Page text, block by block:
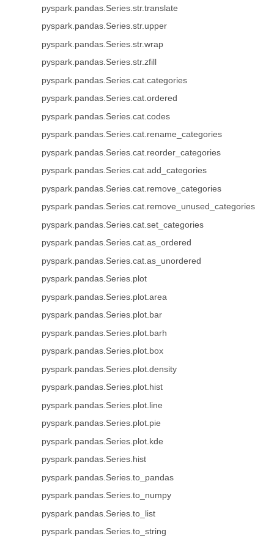
pyspark.pandas.Series.str.translate
pyspark.pandas.Series.str.upper
pyspark.pandas.Series.str.wrap
pyspark.pandas.Series.str.zfill
pyspark.pandas.Series.cat.categories
pyspark.pandas.Series.cat.ordered
pyspark.pandas.Series.cat.codes
pyspark.pandas.Series.cat.rename_categories
pyspark.pandas.Series.cat.reorder_categories
pyspark.pandas.Series.cat.add_categories
pyspark.pandas.Series.cat.remove_categories
pyspark.pandas.Series.cat.remove_unused_categories
pyspark.pandas.Series.cat.set_categories
pyspark.pandas.Series.cat.as_ordered
pyspark.pandas.Series.cat.as_unordered
pyspark.pandas.Series.plot
pyspark.pandas.Series.plot.area
pyspark.pandas.Series.plot.bar
pyspark.pandas.Series.plot.barh
pyspark.pandas.Series.plot.box
pyspark.pandas.Series.plot.density
pyspark.pandas.Series.plot.hist
pyspark.pandas.Series.plot.line
pyspark.pandas.Series.plot.pie
pyspark.pandas.Series.plot.kde
pyspark.pandas.Series.hist
pyspark.pandas.Series.to_pandas
pyspark.pandas.Series.to_numpy
pyspark.pandas.Series.to_list
pyspark.pandas.Series.to_string